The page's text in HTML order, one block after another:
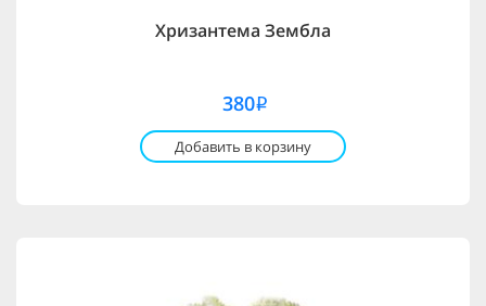
Хризантема Зембла
380i
Добавить в корзину